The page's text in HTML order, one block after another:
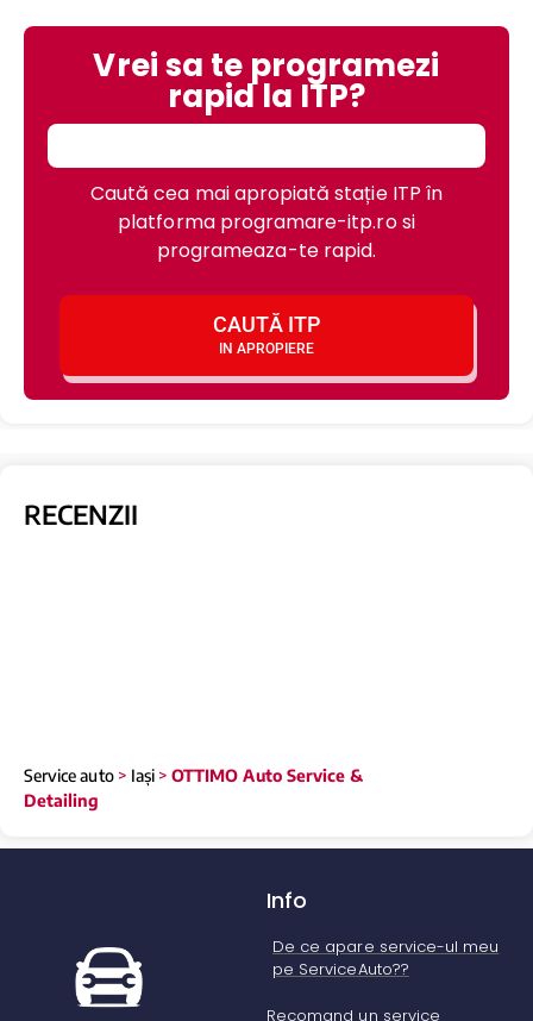
Vrei sa te programezi
rapid la ITP?
Caută cea mai apropiată stație ITP în
platforma programare-itp.ro si
programeaza-te rapid.
CAUTĂ ITP
IN APROPIERE
RECENZII
Service auto> Iași>OTTIMO Auto Service &
Detailing
Info
De ce apare service-ul meu
pe ServiceAuto??
Recomand un service